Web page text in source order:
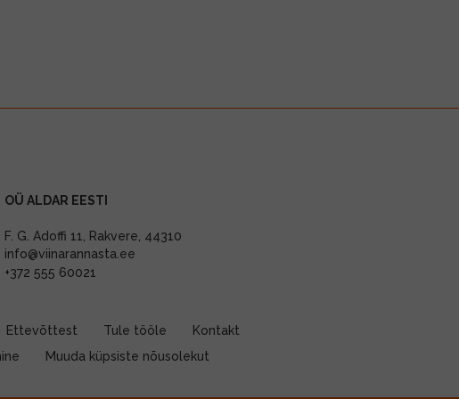
OÜ ALDAR EESTI
F. G. Adoffi 11, Rakvere, 44310
info@viinarannasta.ee
+372 555 60021
Ettevõttest Tule tööle
Kontakt
Muuda küpsiste nõusolekut